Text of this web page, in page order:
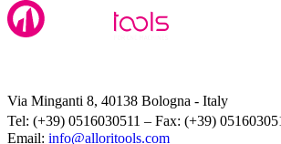
Via Minganti 8, 40138 Bologna - Italy
Tel: (+39) 0516030511 – Fax: (+39)
Email: info@alloritools.com